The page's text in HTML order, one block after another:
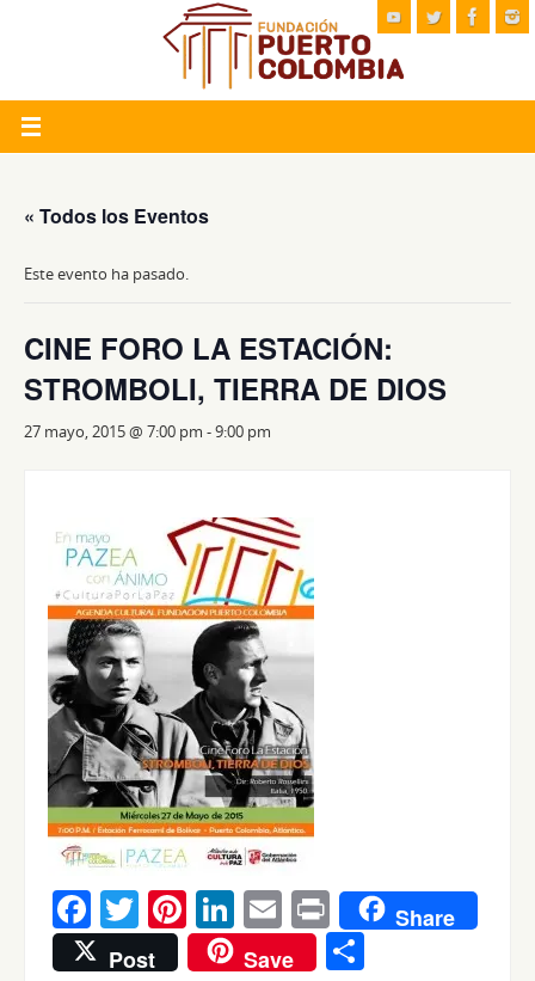
« Todos los Eventos
Este evento ha pasado.
CINE FORO LA ESTACIÓN:
STROMBOLI, TIERRA DE DIOS
27 mayo, 2015 @ 7:00 pm -9:00 pm
Facebook
Twitter
Pinterest
LinkedIn
Email
PrintShare
Post
Save Compartir